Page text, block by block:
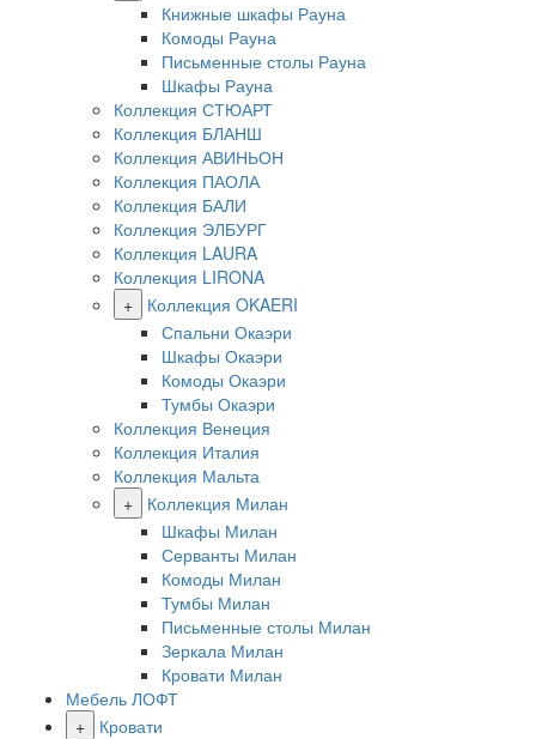
Книжные шкафы Рауна
Комоды Рауна
Письменные столы Рауна
Шкафы Рауна
Коллекция СТЮАРТ
Коллекция БЛАНШ
Коллекция АВИНЬОН
Коллекция ПАОЛА
Коллекция БАЛИ
Коллекция ЭЛБУРГ
Коллекция LAURA
Коллекция LIRONA
+
Коллекция OKAERI
Спальни Окаэри
Шкафы Окаэри
Комоды Окаэри
Тумбы Окаэри
Коллекция Венеция
Коллекция Италия
Коллекция Мальта
+
Коллекция Милан
Шкафы Милан
Серванты Милан
Комоды Милан
Тумбы Милан
Письменные столы Милан
Зеркала Милан
Кровати Милан
Мебель ЛОФТ
+
Кровати